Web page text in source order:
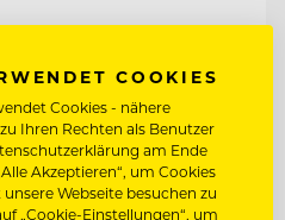
RANG / BARKEEPER
COOKIES
Cookies - nähere
Ihren Rechten als Benutzer
am Ende
Akzeptieren“, um Cookies
Webseite besuchen zu
„Cookie-Einstellungen“, um